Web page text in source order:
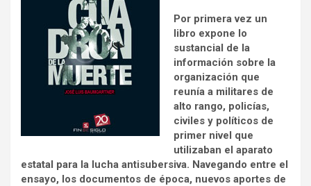
Por primera vez un
libro expone lo
sustancial de la
información sobre la
organización que
reunía a militares de
alto rango, policías,
civiles y políticos de
primer nivel que
utilizaban el aparato
estatal para la lucha antisubersiva. Navegando entre el
ensayo, los documentos de época, nuevos aportes de